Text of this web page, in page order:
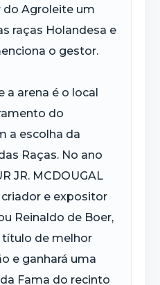
do Agroleite um
raças Holandesa e
o gestor.
a arena é o local
do
a escolha da
Raças. No ano
JR. MCDOUGAL
criador e expositor
Reinaldo de Boer,
de melhor
e ganhará uma
Fama do recinto